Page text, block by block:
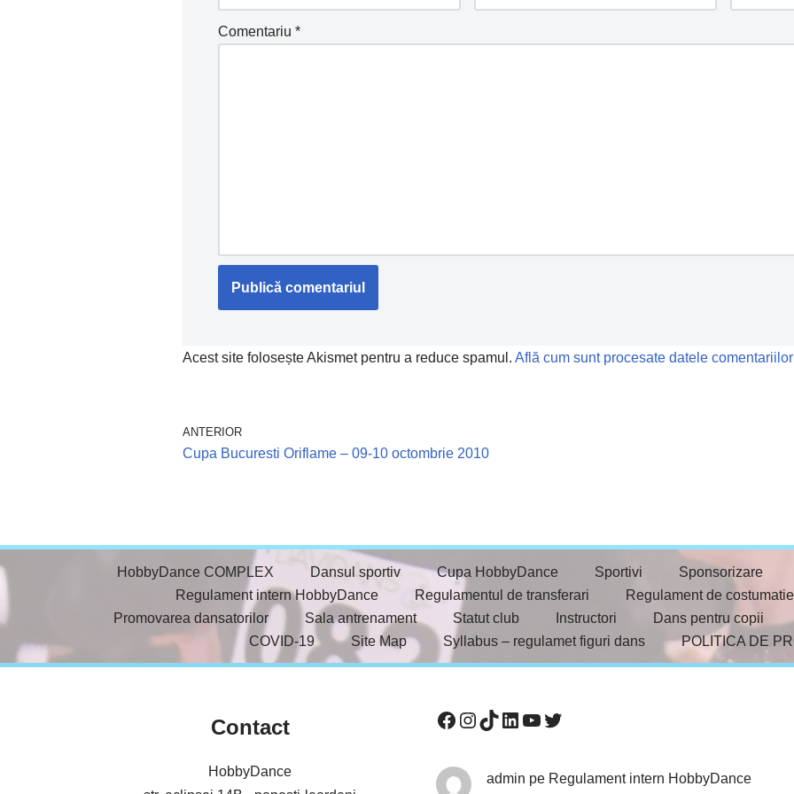
Comentariu*
Acest site folosește Akismet pentru a reduce spamul.Află cum sunt procesate datele
ANTERIOR
Cupa Bucuresti Oriflame – 09-10 octombrie 2010
HobbyDance COMPLEX Dansul sportiv Cupa HobbyDance Sportivi Sponsorizare
Regulament intern HobbyDance
Regulamentul de transferari Regulament de costumatie
Promovarea dansatorilor
Sala antrenament Statut club Instructori Dans pentru copii
COVID-19
Site Map Syllabus – regulamet figuri dans POLITICA DE
Contact
HobbyDance
admin pe Regulament intern HobbyDance